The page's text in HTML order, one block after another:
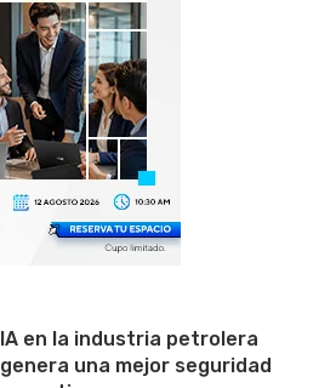
IA en la industria petrolera
genera una mejor seguridad